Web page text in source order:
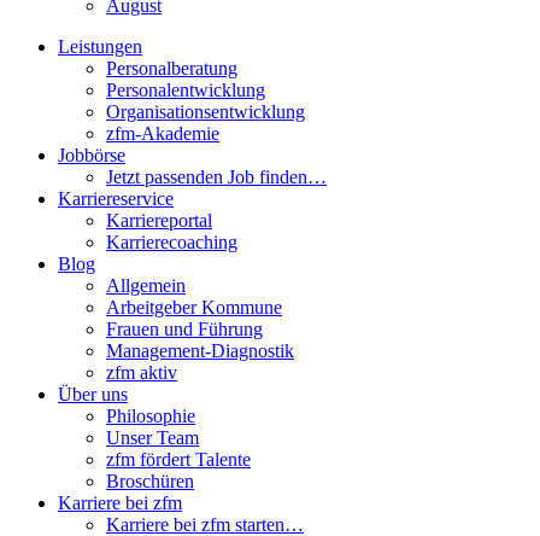
August
Leistungen
Personalberatung
Personalentwicklung
Organisationsentwicklung
zfm-Akademie
Jobbörse
Jetzt passenden Job finden…
Karriereservice
Karriereportal
Karrierecoaching
Blog
Allgemein
Arbeitgeber Kommune
Frauen und Führung
Management-Diagnostik
zfm aktiv
Über uns
Philosophie
Unser Team
zfm fördert Talente
Broschüren
Karriere bei zfm
Karriere bei zfm starten…